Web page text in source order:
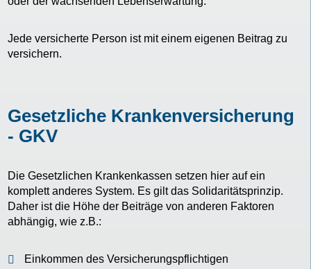
Jede versicherte Person ist mit einem eigenen Beitrag zu
versichern.
Gesetzliche Krankenversicherung
- GKV
Die Gesetzlichen Krankenkassen setzen hier auf ein
komplett anderes System. Es gilt das Solidaritätsprinzip.
Daher ist die Höhe der Beiträge von anderen Faktoren
abhängig, wie z.B.:
Einkommen des Versicherungspflichtigen